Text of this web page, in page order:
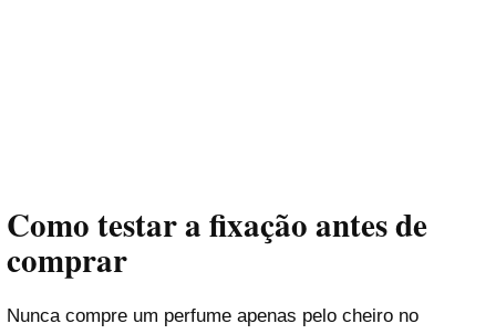
Como testar a fixação antes de
comprar
Nunca compre um perfume apenas pelo cheiro no